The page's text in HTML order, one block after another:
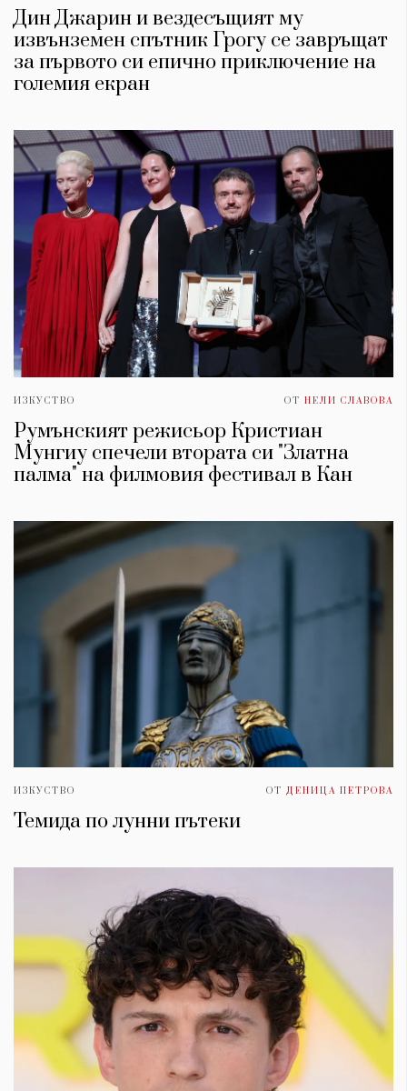
Дин Джарин и вездесъщият му
извънземен спътник Грогу се завръщат
за първото си епично приключение на
големия екран
ИЗКУСТВО ОТ НЕЛИ СЛАВОВА
Румънският режисьор Кристиан
Мунгиу спечели втората си "Златна
палма" на филмовия фестивал в Кан
ИЗКУСТВО ОТ ДЕНИЦА ПЕТРОВА
Темида по лунни пътеки